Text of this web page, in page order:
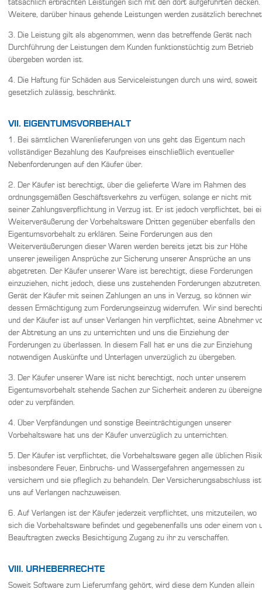
tatsächlich erbrachten Leistungen sich mit den dort aufgeführten decken.
Weitere, darüber hinaus gehende Leistungen werden zusätzlich
3. Die Leistung gilt als abgenommen, wenn das betreffende Gerät nach
Durchführung der Leistungen dem Kunden funktionstüchtig zum Betrieb
übergeben worden ist.
4. Die Haftung für Schäden aus Serviceleistungen durch uns wird, soweit
gesetzlich zulässig, beschränkt.
VII. EIGENTUMSVORBEHALT
1. Bei sämtlichen Warenlieferungen von uns geht das Eigentum nach
vollständiger Bezahlung des Kaufpreises einschließlich eventueller
Nebenforderungen auf den Käufer über.
2. Der Käufer ist berechtigt, über die gelieferte Ware im Rahmen des
ordnungsgemäßen Geschäftsverkehrs zu verfügen, solange er nicht mit
seiner Zahlungsverpflichtung in Verzug ist. Er ist jedoch verpflichtet, bei
Weiterveräußerung der Vorbehaltsware Dritten gegenüber ebenfalls den
Eigentumsvorbehalt zu erklären. Seine Forderungen aus den
Weiterveräußerungen dieser Waren werden bereits jetzt bis zur Höhe
unserer jeweiligen Ansprüche zur Sicherung unserer Ansprüche an uns
abgetreten. Der Käufer unserer Ware ist berechtigt, diese Forderungen
einzuziehen, nicht jedoch, diese uns zustehenden Forderungen abzutreten.
Gerät der Käufer mit seinen Zahlungen an uns in Verzug, so können wir
dessen Ermächtigung zum Forderungseinzug widerrufen. Wir sind
und der Käufer ist auf unser Verlangen hin verpflichtet, seine Abnehmer
der Abtretung an uns zu unterrichten und uns die Einziehung der
Forderungen zu überlassen. In diesem Fall hat er uns die zur Einziehung
notwendigen Auskünfte und Unterlagen unverzüglich zu übergeben.
3. Der Käufer unserer Ware ist nicht berechtigt, noch unter unserem
Eigentumsvorbehalt stehende Sachen zur Sicherheit anderen zu
oder zu verpfänden.
4. Über Verpfändungen und sonstige Beeinträchtigungen unserer
Vorbehaltsware hat uns der Käufer unverzüglich zu unterrichten.
5. Der Käufer ist verpflichtet, die Vorbehaltsware gegen alle üblichen
insbesondere Feuer, Einbruchs- und Wassergefahren angemessen zu
versichern und sie pfleglich zu behandeln. Der Versicherungsabschluss ist
uns auf Verlangen nachzuweisen.
6. Auf Verlangen ist der Käufer jederzeit verpflichtet, uns mitzuteilen, wo
sich die Vorbehaltsware befindet und gegebenenfalls uns oder einem von
Beauftragten zwecks Besichtigung Zugang zu ihr zu verschaffen.
VIII. URHEBERRECHTE
Soweit Software zum Lieferumfang gehört, wird diese dem Kunden allein